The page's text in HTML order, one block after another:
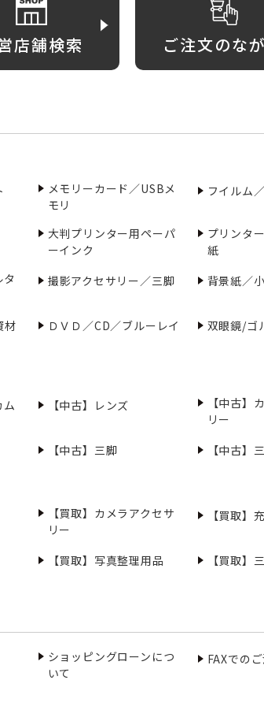
店舗検索 ご注文のな
メモリーカード／USBメ
モリ
フイルム
大判プリンター用ペーパ
ーインク
プリンタ
紙
撮影アクセサリー／三脚 背景紙／
材 ＤＶＤ／CD／ブルーレイ 双眼鏡/ゴ
ム 【中古】レンズ
【中古】
リー
【中古】三脚 【中古】
【買取】カメラアクセサ
リー
【買取】
【買取】写真整理用品 【買取】
ショッピングローンにつ
いて
FAXでの